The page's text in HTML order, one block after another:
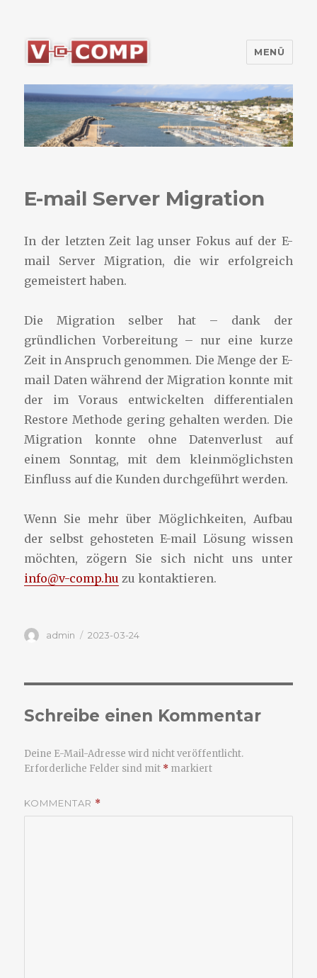
V-Comp Kft.
MENÜ
E-mail Server Migration
In der letzten Zeit lag unser Fokus auf der E-
mail Server Migration, die wir erfolgreich
gemeistert haben.
Die Migration selber hat – dank der
gründlichen Vorbereitung – nur eine kurze
Zeit in Anspruch genommen. Die Menge der E-
mail Daten während der Migration konnte mit
der im Voraus entwickelten differentialen
Restore Methode gering gehalten werden. Die
Migration konnte ohne Datenverlust auf
einem Sonntag, mit dem kleinmöglichsten
Einfluss auf die Kunden durchgeführt werden.
Wenn Sie mehr über Möglichkeiten, Aufbau
der selbst gehosteten E-mail Lösung wissen
möchten, zögern Sie sich nicht uns unter
info@v-comp.hu zu kontaktieren.
Autor
admin
Veröffentlicht
2023-03-24
Schreibe einen Kommentar
Deine E-Mail-Adresse wird nicht veröffentlicht.
Erforderliche Felder sind mit * markiert
KOMMENTAR *